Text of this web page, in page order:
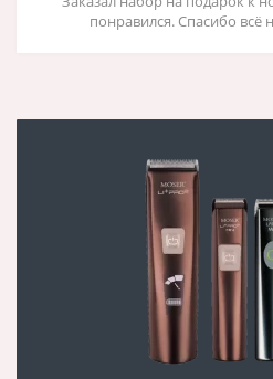
понравился. Спасибо всё